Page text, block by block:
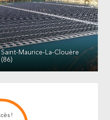
Saint-Maurice-La-Clouère
(86)
!